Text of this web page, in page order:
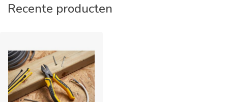
Recente producten